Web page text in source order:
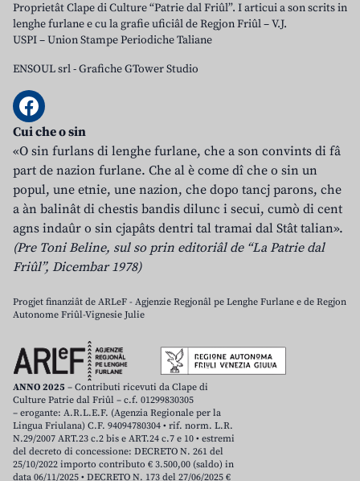
Proprietât Clape di Culture “Patrie dal Friûl”. I articui a son scrits in
lenghe furlane e cu la grafie uficiâl de Regjon Friûl – V.J.
USPI – Union Stampe Periodiche Taliane
ENSOUL srl-Grafiche GTower Studio
Cui che o sin
«O sin furlans di lenghe furlane, che a son convints di fâ
part de nazion furlane. Che al è come dî che o sin un
popul, une etnie, une nazion, che dopo tancj parons, che
a àn balinât di chestis bandis dilunc i secui, cumò di cent
agns indaûr o sin cjapâts dentri tal tramai dal Stât talian».
(Pre Toni Beline, sul so prin editoriâl de “La Patrie dal
Friûl”, Dicembar 1978)
Progjet finanziât de ARLeF - Agjenzie Regjonâl pe Lenghe Furlane e de Regjon
Autonome Friûl-Vignesie Julie
ANNO 2025 – Contributi ricevuti da Clape di
Culture Patrie dal Friûl – c.f. 01299830305
– erogante: A.R.L.E.F. (Agenzia Regionale per la
Lingua Friulana) C.F. 94094780304 • rif. norm. L.R.
N.29/2007 ART.23 c.2 bis e ART.24 c.7 e 10 • estremi
del decreto di concessione: DECRETO N. 261 del
25/10/2022 importo contributo € 3.500,00 (saldo) in
data 06/11/2025 • DECRETO N. 173 del 27/06/2025 €